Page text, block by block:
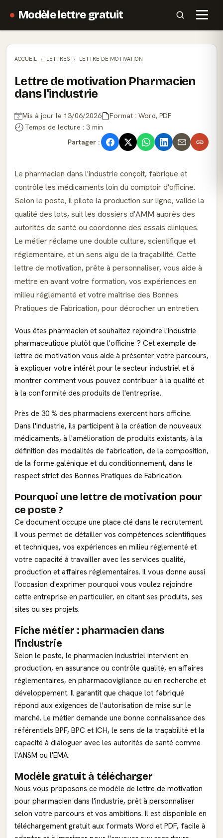
Modèle lettre gratuit
ACCUEIL LETTRES LETTRE DE MOTIVATION
Lettre de motivation Pharmacien
dans l'industrie
Mis à jour le 13/06/2026
Format : Word, PDF
Temps de lecture : 3 min
Partager :
Le pharmacien dans l'industrie conçoit, fabrique et
contrôle les médicaments loin du comptoir d'officine.
Selon le poste, il pilote la production sur ligne, valide la
qualité des lots, suit les dossiers d'AMM auprès des
autorités de santé ou coordonne des essais cliniques.
Le métier réclame une double culture, scientifique et
réglementaire, et un sens aigu de la traçabilité. Cette
lettre de motivation, prête à personnaliser, vous aide à
mettre en avant votre formation, vos expériences en
milieu réglementé et votre maîtrise des Bonnes
Pratiques de Fabrication, pour décrocher un entretien.
Vous êtes pharmacien et souhaitez rejoindre l'industrie
pharmaceutique plutôt que l'officine ? Cet exemple de
lettre de motivation vous aide à présenter votre parcours,
à expliquer votre intérêt pour le secteur industriel et à
montrer comment vous pouvez contribuer à la qualité et
à la conformité des produits de l'entreprise.
Près de 30 % des pharmaciens exercent hors officine.
Dans l'industrie, ils participent à la création de nouveaux
médicaments, à l'amélioration de produits existants, à la
définition des modalités de fabrication, de la composition,
de la forme galénique et du conditionnement, dans le
respect strict des Bonnes Pratiques de Fabrication.
Pourquoi une lettre de motivation pour
ce poste ?
Ce document occupe une place clé dans le recrutement.
Il vous permet de détailler vos compétences scientifiques
et techniques, vos expériences en milieu réglementé et
votre capacité à travailler avec les services qualité,
production et affaires réglementaires. Il vous donne aussi
l'occasion d'exprimer pourquoi vous voulez rejoindre
cette entreprise en particulier, en citant ses produits, ses
sites ou ses projets.
Fiche métier : pharmacien dans
l'industrie
Selon le poste, le pharmacien industriel intervient en
production, en assurance ou contrôle qualité, en affaires
réglementaires, en pharmacovigilance ou en recherche et
développement. Il garantit que chaque lot fabriqué
répond aux exigences de l'autorisation de mise sur le
marché. Le métier demande une bonne connaissance des
référentiels BPF, BPC et ICH, le sens de la traçabilité et la
capacité à dialoguer avec les autorités de santé comme
l'ANSM ou l'EMA.
Modèle gratuit à télécharger
Nous vous proposons ce modèle de lettre de motivation
pour pharmacien dans l'industrie, prêt à personnaliser
selon votre parcours et vos ambitions. Il est disponible en
téléchargement gratuit aux formats Word et PDF, facile à